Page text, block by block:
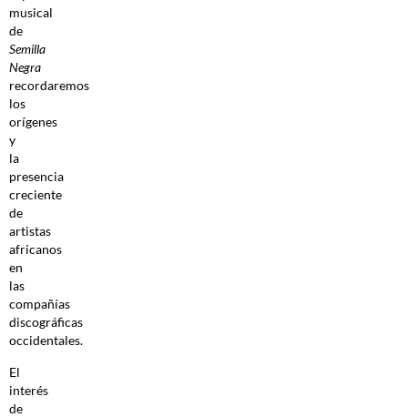
musical
de
Semilla
Negra
recordaremos
los
orígenes
y
la
presencia
creciente
de
artistas
africanos
en
las
compañías
discográficas
occidentales.
El
interés
de